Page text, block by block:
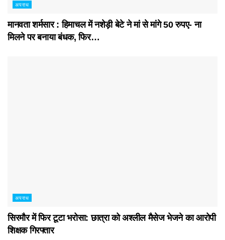
अपराध
मानवता शर्मसार : हिमाचल में नशेड़ी बेटे ने मां से मांगे 50 रुपए- ना
मिलने पर बनाया बंधक, फिर…
अपराध
सिरमौर में फिर टूटा भरोसा: छात्रा को अश्लील मैसेज भेजने का आरोपी
शिक्षक गिरफ्तार